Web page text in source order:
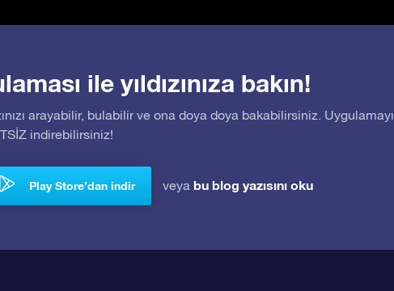
ile yıldızınıza bakın!
arayabilir, bulabilir ve ona doya doya bakabilirsiniz. Uygulamayı
indirebilirsiniz!
Play Store’dan indir veya bu blog yazısını oku